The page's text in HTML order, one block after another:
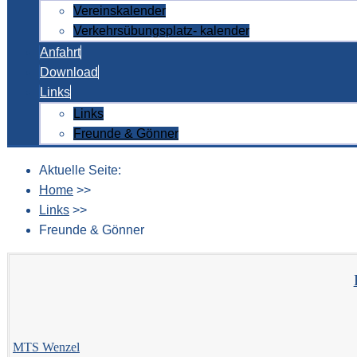
Vereinskalender
Verkehrsübungsplatz- kalender
Anfahrt
Download
Links
Links
Freunde & Gönner
Aktuelle Seite:
Home >>
Links >>
Freunde & Gönner
MTS Wenzel